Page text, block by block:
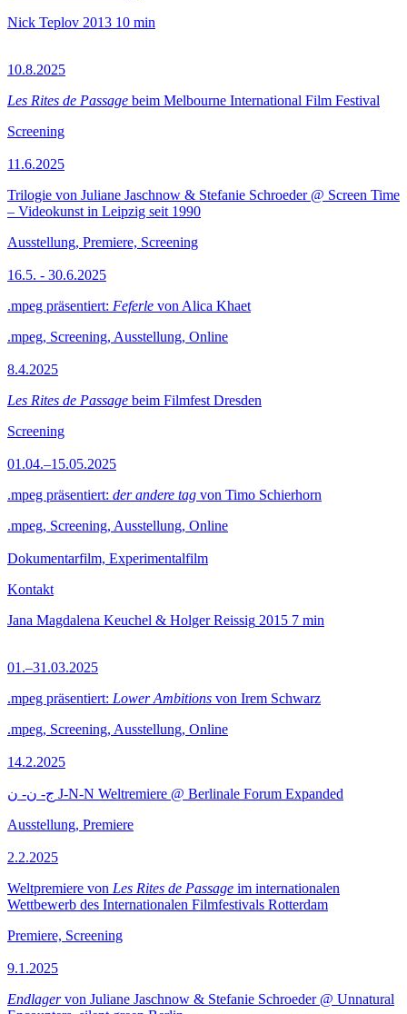
Nick Teplov 2013 10 min
10.8.2025
Les Rites de Passage beim Melbourne International Film Festival
Screening
11.6.2025
Trilogie von Juliane Jaschnow & Stefanie Schroeder @ Screen Time
– Videokunst in Leipzig seit 1990
Ausstellung, Premiere, Screening
16.5. - 30.6.2025
.mpeg präsentiert: Feferle von Alica Khaet
.mpeg, Screening, Ausstellung, Online
8.4.2025
Les Rites de Passage beim Filmfest Dresden
Screening
01.04.–15.05.2025
.mpeg präsentiert: der andere tag von Timo Schierhorn
.mpeg, Screening, Ausstellung, Online
Dokumentarfilm, Experimentalfilm
Kontakt
Jana Magdalena Keuchel & Holger Reissig 2015 7 min
01.–31.03.2025
.mpeg präsentiert: Lower Ambitions von Irem Schwarz
.mpeg, Screening, Ausstellung, Online
14.2.2025
ج- ن- ن J-N-N Weltremiere @ Berlinale Forum Expanded
Ausstellung, Premiere
2.2.2025
Weltpremiere von Les Rites de Passage im internationalen
Wettbewerb des Internationalen Filmfestivals Rotterdam
Premiere, Screening
9.1.2025
Endlagervon Juliane Jaschnow & Stefanie Schroeder @ Unnatural